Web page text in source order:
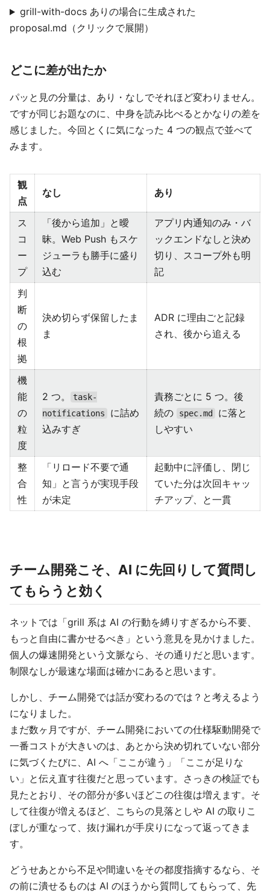
grill-with-docs ありの場合に生成された
proposal.md（クリックで展開）
どこに差が出たか
パッと見の分量は、あり・なしでそれほど変わりません。
ですが同じお題なのに、中身を読み比べるとかなりの差を
感じました。今回とくに気になった 4 つの観点で並べて
みます。
観
点
なし あり
ス
コ
ー
プ
「後から追加」と曖
昧。Web Push もスケ
ジューラも勝手に盛り
込む
アプリ内通知のみ・バ
ックエンドなしと決め
切り、スコープ外も明
記
判
断
の
根
拠
決め切らず保留したま
ま
ADR に理由ごと記録
され、後から追える
機
能
の
粒
度
2 つ。
task-
notifications
に詰め
込みすぎ
責務ごとに 5 つ。後
続の
spec.md
に落と
しやすい
整
合
性
「リロード不要で通
知」と言うが実現手段
が未定
起動中に評価し、閉じ
ていた分は次回キャッ
チアップ、と一貫
チーム開発こそ、AI に先回りして質問し
てもらうと効く
ネットでは「grill 系は AI の行動を縛りすぎるから不要、
もっと自由に書かせるべき」という意見を見かけました。
個人の爆速開発という文脈なら、その通りだと思います。
制限なしが最速な場面は確かにあると思います。
しかし、チーム開発では話が変わるのでは？と考えるよう
になりました。
まだ数ヶ月ですが、チーム開発においての仕様駆動開発で
一番コストが大きいのは、あとから決め切れていない部分
に気づくたびに、AI へ「ここが違う」「ここが足りな
い」と伝え直す往復だと思っています。さっきの検証でも
見たとおり、その部分が多いほどこの往復は増えます。そ
して往復が増えるほど、こちらの見落としや AI の取りこ
ぼしが重なって、抜け漏れが手戻りになって返ってきま
す。
どうせあとから不足や間違いをその都度指摘するなら、そ
の前に潰せるものは AI のほうから質問してもらって、先